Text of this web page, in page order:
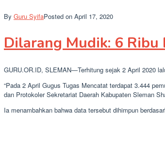
By Guru SyifaPosted on April 17, 2020
Dilarang Mudik: 6
GURU.OR.ID, SLEMAN—Terhitung sejak 2 April 2020
“Pada 2 April Gugus Tugas Mencatat terdapat 3.444
dan Protokoler Sekretariat Daerah Kabupaten Sleman
Ia menambahkan bahwa data tersebut dihimpun